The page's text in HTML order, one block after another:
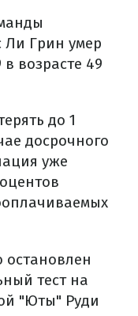
Ли Грин умер
в возрасте 49
до 1
досрочного
уже
тест на
"Юты" Руди